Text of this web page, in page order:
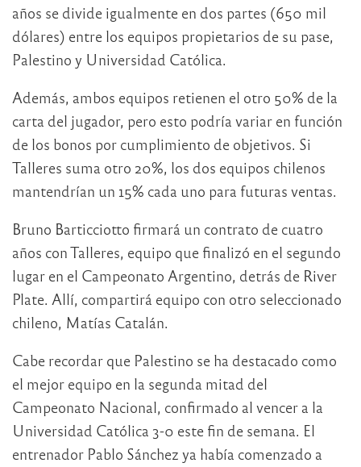
años se divide igualmente en dos partes (650 mil
dólares) entre los equipos propietarios de su pase,
Palestino y Universidad Católica.
Además, ambos equipos retienen el otro 50% de la
carta del jugador, pero esto podría variar en función
de los bonos por cumplimiento de objetivos. Si
Talleres suma otro 20%, los dos equipos chilenos
mantendrían un 15% cada uno para futuras ventas.
Bruno Barticciotto firmará un contrato de cuatro
años con Talleres, equipo que finalizó en el segundo
lugar en el Campeonato Argentino, detrás de River
Plate. Allí, compartirá equipo con otro seleccionado
chileno, Matías Catalán.
Cabe recordar que Palestino se ha destacado como
el mejor equipo en la segunda mitad del
Campeonato Nacional, confirmado al vencer a la
Universidad Católica 3-0 este fin de semana. El
entrenador Pablo Sánchez ya había comenzado a